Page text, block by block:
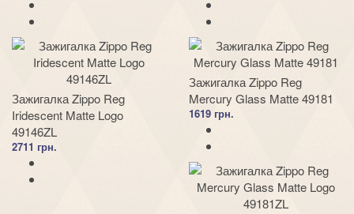
Зажигалка Zippo Reg
Iridescent Matte Logo
49146ZL
2711 грн.
Зажигалка Zippo Reg
Mercury Glass Matte 49181
1619 грн.